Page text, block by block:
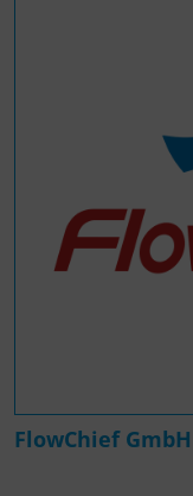
FlowChief GmbH